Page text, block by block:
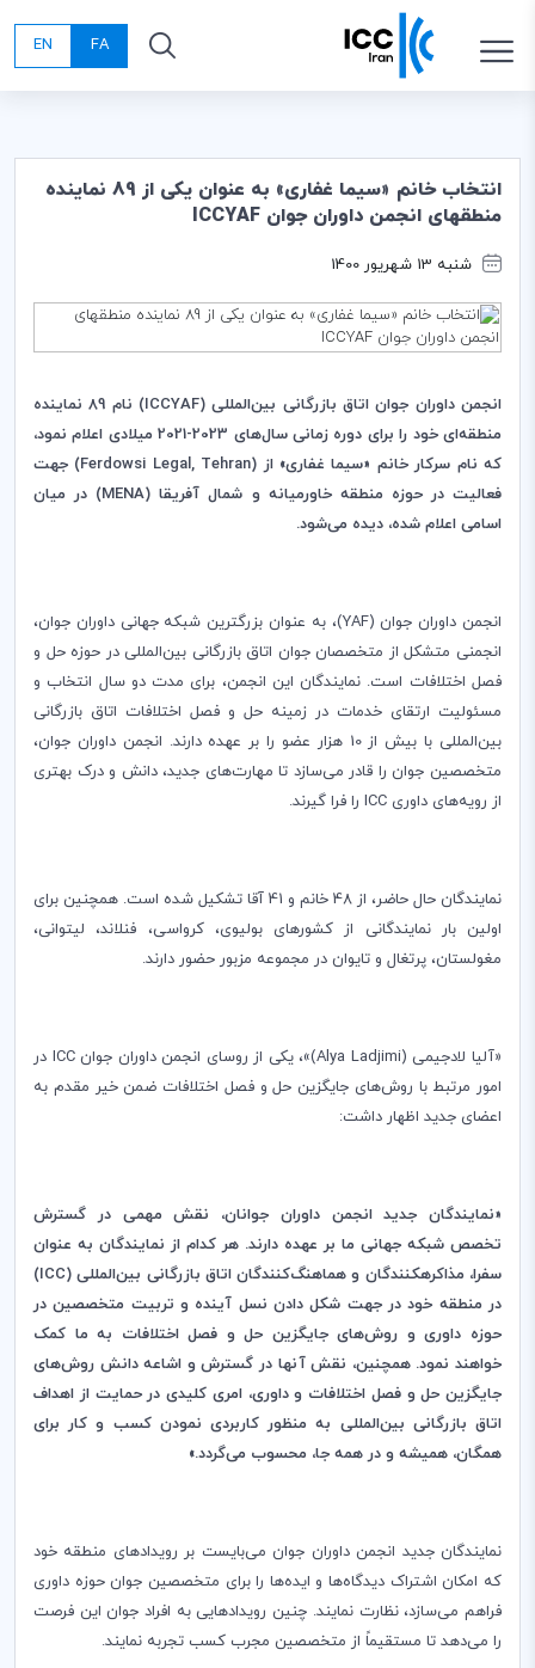
FA
EN
انتخاب خانم «سیما غفاری» به عنوان یکی از 89 نماینده
منطقه‎ای انجمن داوران جوان ICCYAF
شنبه 13 شهریور 1400
انجمن داوران جوان اتاق بازرگانی بین‌المللی (ICCYAF
) نام 89 نماینده
منطقه
ای‌ خود را برای دوره زمانی سال‌های 2023-2021 میلادی اعلام نمود،
که نام سرکار خانم «سیما غفاری» از (Ferdowsi Legal, Tehran) جهت
فعالیت در حوزه منطقه خاورمیانه و شمال آفریقا (MENA) در میان
اسامی اعلام شده، دیده می‌شود.
انجمن داوران جوان (YAF)، به عنوان بزرگترین شبکه جهانی داوران جوان،
انجمنی متشکل از متخصصان جوان اتاق بازرگانی بین‌المللی در حوزه حل و
فصل اختلافات است. نمایندگان این انجمن، برای مدت دو سال انتخاب و
مسئولیت ارتقای خدمات در زمینه حل و فصل اختلافات اتاق بازرگانی
بین‌المللی با بیش از 10 هزار عضو را بر عهده دارند. انجمن داوران جوان،
متخصصین جوان را قادر می‌سازد تا مهارت‌های جدید، دانش و درک بهتری
از رویه‌های داوری ICC را فرا گیرند.
نمایندگان حال حاضر، از 48 خانم و 41 آقا تشکیل شده
است. همچنین برای
اولین بار نمایندگانی از کشورهای بولیوی، کرواسی، فنلاند، لیتوانی،
مغولستان، پرتغال و تایوان در مجموعه مزبور حضور دارند.
«آلیا لادجیمی (Alya Ladjimi)»، یکی از روسای انجمن داوران جوان ‌ICC در
امور مرتبط با روشهای جایگزین حل و فصل اختلافات ضمن خیر مقدم به
اعضای جدید اظهار داشت:
«نمایندگان جدید انجمن داوران جوانان، نقش مهمی در گسترش
تخصص شبکه جهانی ما بر عهده دارند. هر کدام از نمایندگان به عنوان
سفرا، مذاکره‏کنندگان و هماهنگکنندگان اتاق بازرگانی بین‌المللی (ICC
)
در منطقه خود در جهت شکل دادن نسل آینده و تربیت متخصصین در
حوزه داوری و روشهای جایگزین حل و فصل اختلافات به ما کمک
خواهند نمود. همچنین، نقش آنها در گسترش و اشاعه دانش روشهای
جایگزین حل و فصل اختلافات و داوری، امری کلیدی در حمایت از اهداف
اتاق بازرگانی بینالمللی به منظور کاربردی نمودن کسب و کار برای
همگان، همیشه و در همه جا، محسوب میگردد.»
نمایندگان جدید انجمن داوران جوان میبایست بر رویدادهای منطقه خود
که امکان اشتراک دیدگاه‌ها و ایده‌ها را برای متخصصین جوان حوزه داوری
فراهم میسازد، نظارت نمایند. چنین رویدادهایی به افراد جوان این فرصت
را میدهد تا مستقیماً از متخصصین مجرب کسب تجربه نمایند.